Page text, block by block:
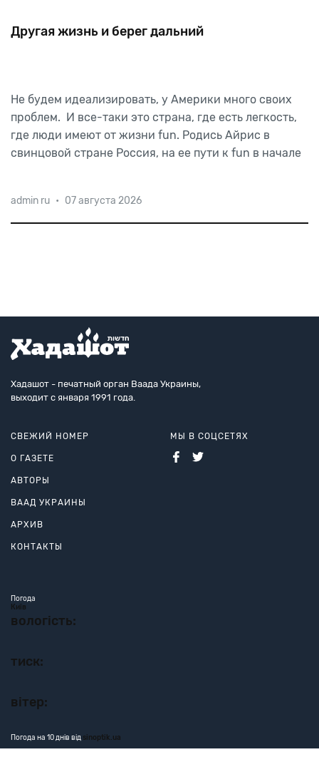
Другая жизнь и берег дальний
Не будем идеализировать, у Америки много своих
проблем.
И все-таки это страна, где есть легкость,
где люди имеют от жизни fun. Родись Айрис в
свинцовой стране Россия, на ее пути к fun в начале
admin ru • 07 августа 2026
Хадашот - печатный орган Ваада Украины,
выходит с января 1991 года.
СВЕЖИЙ НОМЕР
О ГАЗЕТЕ
АВТОРЫ
ВААД УКРАИНЫ
АРХИВ
КОНТАКТЫ
МЫ В СОЦСЕТЯХ
Погода
Київ
вологість:
тиск:
вітер:
Погода на 10 днів від sinoptik.ua